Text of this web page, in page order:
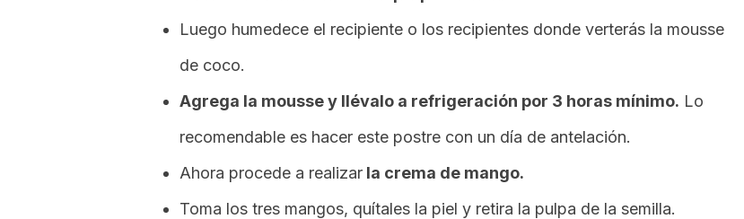
Luego humedece el recipiente o los recipientes donde verterás la mousse
de coco.
Agrega la moussey llévalo a refrigeración por 3 horas mínimo. Lo
recomendable es hacer este postre con un día de antelación.
Ahora procede a realizar la crema de mango.
Toma los tres mangos, quítales la piel y retira la pulpa de la semilla.